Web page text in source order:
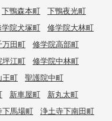
下鴨森本町
下鴨夜光町
学院犬塚町
修学院大林町
万田町
修学院高部町
坪江町
修学院中林町
王町
聖護院中町
新車屋町
新丸太町
下馬場町
浄土寺下南田町